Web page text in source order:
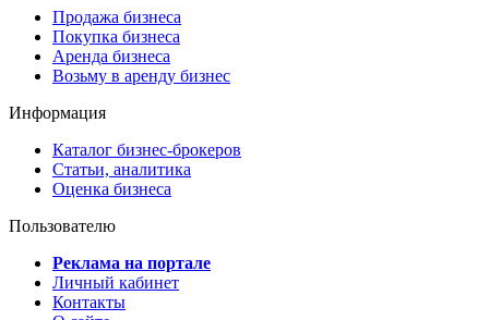
Продажа бизнеса
Покупка бизнеса
Аренда бизнеса
Возьму в аренду бизнес
Информация
Каталог бизнес-брокеров
Статьи, аналитика
Оценка бизнеса
Пользователю
Реклама на портале
Личный кабинет
Контакты